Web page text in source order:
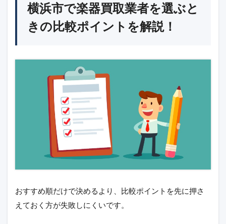
横浜市で楽器買取業者を選ぶと
きの比較ポイントを解説！
おすすめ順だけで決めるより、比較ポイントを先に押さ
えておく方が失敗しにくいです。